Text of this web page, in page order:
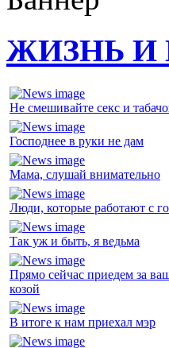
ЖИЗНЬ
Не смешивайте секс и
Господнее в руки не дам
Мама, слушай внимательно
Люди, которые работают с
Так уж и быть, я ведьма
Прямо сейчас приедем за
козой
В итоге к нам приехал мэр